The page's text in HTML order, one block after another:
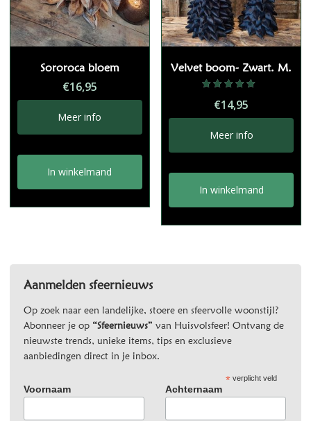
Sororoca bloem
€16,95
Meer info
In winkelmand
Velvet boom- Zwart. M.
5.00
uit 5
€14,95
Meer info
In winkelmand
Aanmelden sfeernieuws
Op zoek naar een landelijke, stoere en sfeervolle woonstijl?
Abonneer je op “Sfeernieuws” van Huisvolsfeer! Ontvang de
nieuwste trends, unieke items, tips en exclusieve
aanbiedingen direct in je inbox.
*verplicht veld
Voornaam Achternaam